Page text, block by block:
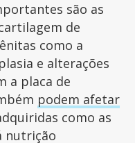
são as
de
como a
e alterações
a placa de
podem afetar
como as
nutrição